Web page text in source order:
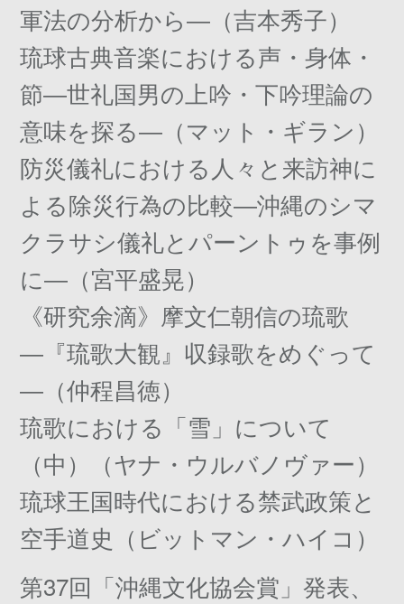
軍法の分析から―（吉本秀子）
琉球古典音楽における声・身体・
節―世礼国男の上吟・下吟理論の
意味を探る―（マット・ギラン）
防災儀礼における人々と来訪神に
よる除災行為の比較―沖縄のシマ
クラサシ儀礼とパーントゥを事例
に―（宮平盛晃）
《研究余滴》摩文仁朝信の琉歌
―『琉歌大観』収録歌をめぐって
―（仲程昌徳）
琉歌における「雪」について
（中）（ヤナ・ウルバノヴァー）
琉球王国時代における禁武政策と
空手道史（ビットマン・ハイコ）
第37回「沖縄文化協会賞」発表、